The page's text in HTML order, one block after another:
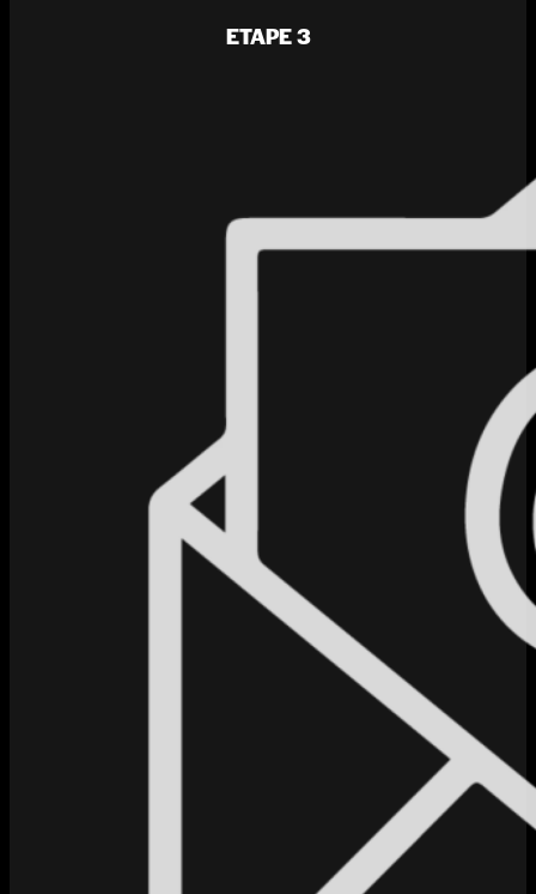
ETAPE 3